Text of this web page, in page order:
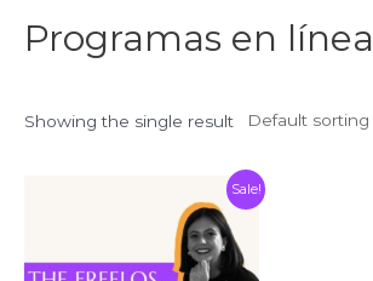
Programas en línea
Showing the single result
Sale!